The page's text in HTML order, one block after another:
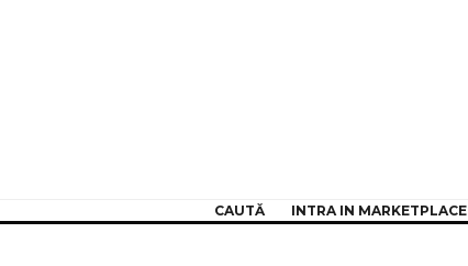
CAUTĂ INTRA IN MARKETPLACE